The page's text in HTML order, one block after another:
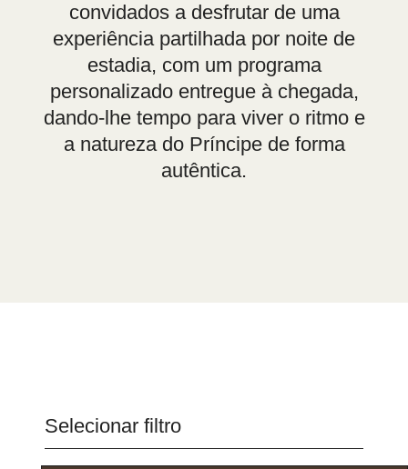
convidados a desfrutar de uma
experiência partilhada por noite de
estadia, com um programa
personalizado entregue à chegada,
dando-lhe tempo para viver o ritmo e
a natureza do Príncipe de forma
autêntica.